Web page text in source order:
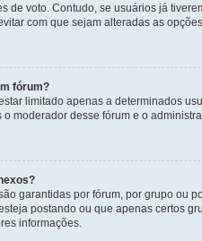
de voto. Contudo, se usuários já
com que sejam alteradas as
fórum?
limitado apenas a determinados
moderador desse fórum e o
garantidas por fórum, por grupo ou
postando ou que apenas certos
informações.